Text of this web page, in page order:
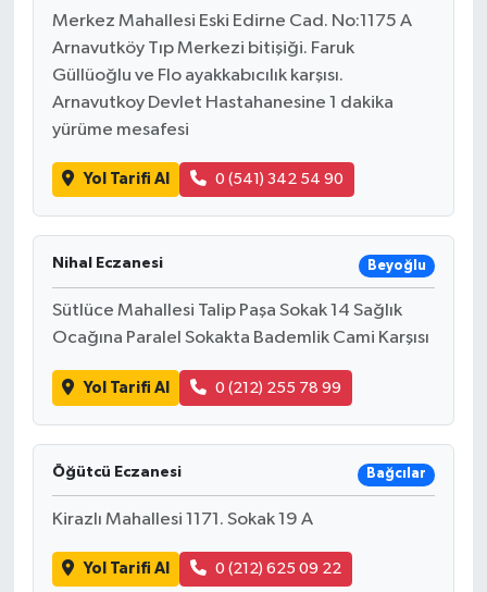
Merkez Mahallesi Eski Edirne Cad. No:1175 A
Arnavutköy Tıp Merkezi bitişiği. Faruk
Güllüoğlu ve Flo ayakkabıcılık karşısı.
Arnavutkoy Devlet Hastahanesine 1 dakika
yürüme mesafesi
Yol Tarifi Al 0 (541) 342 54 90
Nihal Eczanesi Beyoğlu
Sütlüce Mahallesi Talip Paşa Sokak 14 Sağlık
Ocağına Paralel Sokakta Bademlik Cami Karşısı
Yol Tarifi Al 0 (212) 255 78 99
Öğütcü Eczanesi Bağcılar
Kirazlı Mahallesi 1171. Sokak 19 A
Yol Tarifi Al 0 (212) 625 09 22